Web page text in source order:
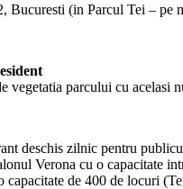
Bucuresti (in Parcul Tei – pe
parcului cu acelasi
deschis zilnic pentru
Verona cu o capacitate
capacitate de 400 de locuri